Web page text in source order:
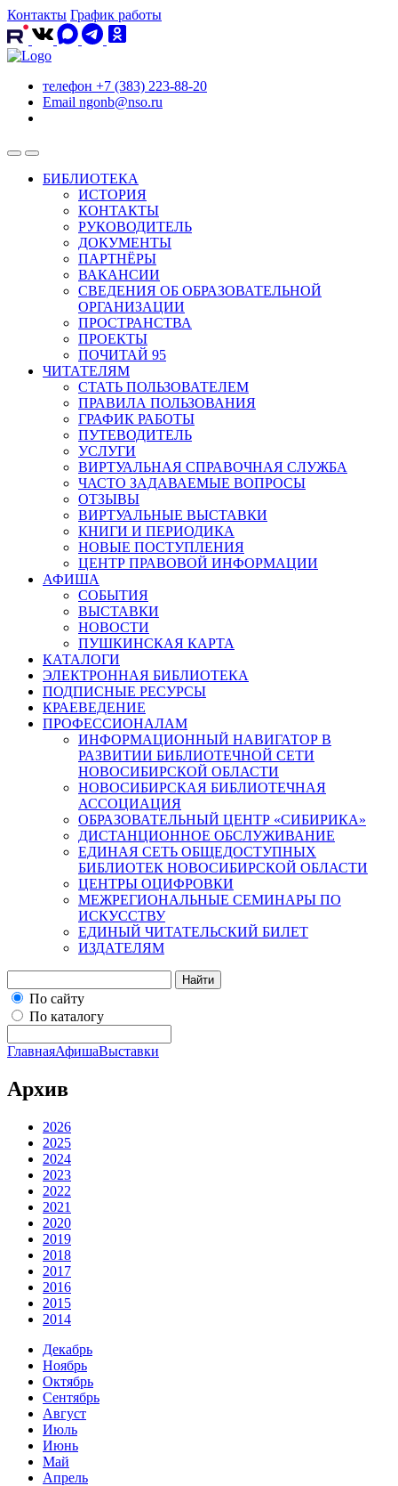
Контакты График работы
телефон +7 (383) 223-88-20
Email ngonb@nso.ru
БИБЛИОТЕКА
ИСТОРИЯ
КОНТАКТЫ
РУКОВОДИТЕЛЬ
ДОКУМЕНТЫ
ПАРТНЁРЫ
ВАКАНСИИ
СВЕДЕНИЯ ОБ ОБРАЗОВАТЕЛЬНОЙ
ОРГАНИЗАЦИИ
ПРОСТРАНСТВА
ПРОЕКТЫ
ПОЧИТАЙ 95
ЧИТАТЕЛЯМ
СТАТЬ ПОЛЬЗОВАТЕЛЕМ
ПРАВИЛА ПОЛЬЗОВАНИЯ
ГРАФИК РАБОТЫ
ПУТЕВОДИТЕЛЬ
УСЛУГИ
ВИРТУАЛЬНАЯ СПРАВОЧНАЯ СЛУЖБА
ЧАСТО ЗАДАВАЕМЫЕ ВОПРОСЫ
ОТЗЫВЫ
ВИРТУАЛЬНЫЕ ВЫСТАВКИ
КНИГИ И ПЕРИОДИКА
НОВЫЕ ПОСТУПЛЕНИЯ
ЦЕНТР ПРАВОВОЙ ИНФОРМАЦИИ
АФИША
СОБЫТИЯ
ВЫСТАВКИ
НОВОСТИ
ПУШКИНСКАЯ КАРТА
КАТАЛОГИ
ЭЛЕКТРОННАЯ БИБЛИОТЕКА
ПОДПИСНЫЕ РЕСУРСЫ
КРАЕВЕДЕНИЕ
ПРОФЕССИОНАЛАМ
ИНФОРМАЦИОННЫЙ НАВИГАТОР В
РАЗВИТИИ БИБЛИОТЕЧНОЙ СЕТИ
НОВОСИБИРСКОЙ ОБЛАСТИ
НОВОСИБИРСКАЯ БИБЛИОТЕЧНАЯ
АССОЦИАЦИЯ
ОБРАЗОВАТЕЛЬНЫЙ ЦЕНТР «СИБИРИКА»
ДИСТАНЦИОННОЕ ОБСЛУЖИВАНИЕ
ЕДИНАЯ СЕТЬ ОБЩЕДОСТУПНЫХ
БИБЛИОТЕК НОВОСИБИРСКОЙ ОБЛАСТИ
ЦЕНТРЫ ОЦИФРОВКИ
МЕЖРЕГИОНАЛЬНЫЕ СЕМИНАРЫ ПО
ИСКУССТВУ
ЕДИНЫЙ ЧИТАТЕЛЬСКИЙ БИЛЕТ
ИЗДАТЕЛЯМ
Найти
По сайту
По каталогу
ГлавнаяАфишаВыставки
Архив
2026
2025
2024
2023
2022
2021
2020
2019
2018
2017
2016
2015
2014
Декабрь
Ноябрь
Октябрь
Сентябрь
Август
Июль
Июнь
Май
Апрель